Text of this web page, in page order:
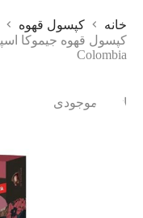
خانه کپسول قهوه
Colombia
اتمام موجودی